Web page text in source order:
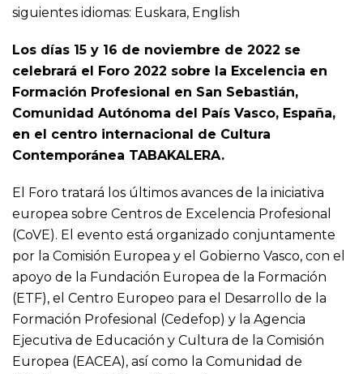
siguientes idiomas: Euskara, English
Los días 15 y 16 de noviembre de 2022 se
celebrará el Foro 2022 sobre la Excelencia en
Formación Profesional en San Sebastián,
Comunidad Autónoma del País Vasco, España,
en el centro internacional de Cultura
Contemporánea TABAKALERA.
El Foro tratará los últimos avances de la iniciativa
europea sobre Centros de Excelencia Profesional
(CoVE). El evento está organizado conjuntamente
por la Comisión Europea y el Gobierno Vasco, con el
apoyo de la Fundación Europea de la Formación
(ETF), el Centro Europeo para el Desarrollo de la
Formación Profesional (Cedefop) y la Agencia
Ejecutiva de Educación y Cultura de la Comisión
Europea (EACEA), así como la Comunidad de